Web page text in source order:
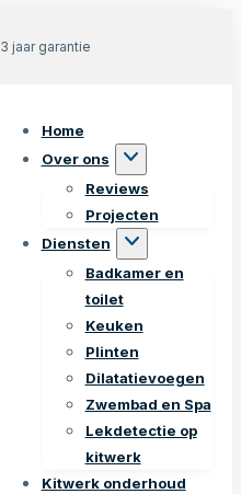
3 jaar garantie
Home
Over ons
Reviews
Projecten
Diensten
Badkamer en
toilet
Keuken
Plinten
Dilatatievoegen
Zwembad en Spa
Lekdetectie op
kitwerk
Kitwerk onderhoud